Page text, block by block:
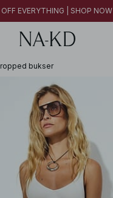
EVERYTHING | SHOP NOW
bukser